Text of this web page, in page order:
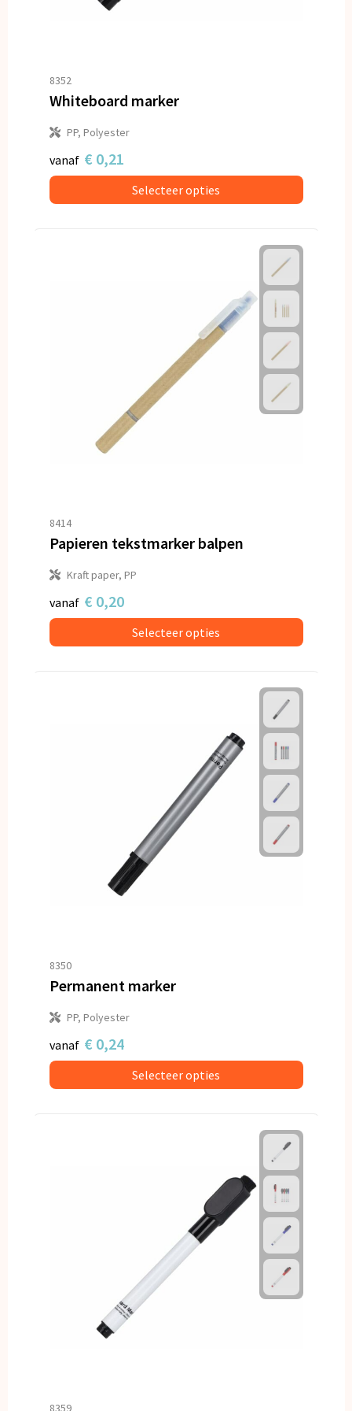
8352
Whiteboard marker
PP, Polyester
vanaf € 0,21
Selecteer opties
8414
Papieren tekstmarker balpen
Kraft paper, PP
vanaf € 0,20
Selecteer opties
8350
Permanent marker
PP, Polyester
vanaf € 0,24
Selecteer opties
8359